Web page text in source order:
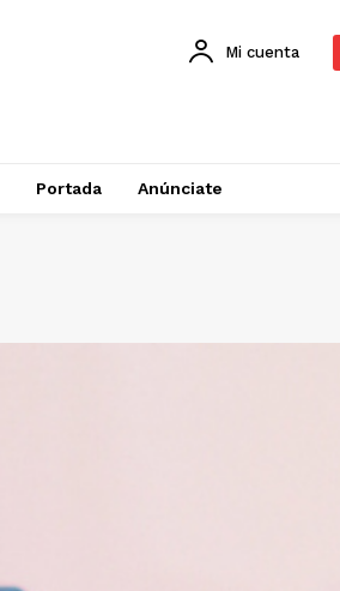
Mi cuenta
Portada Anúnciate